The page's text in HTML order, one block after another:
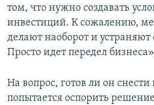
том, что нужно создавать
инвестиций. К сожалению,
делают наоборот и
Просто идет передел
На вопрос, готов ли он
попытается оспорить